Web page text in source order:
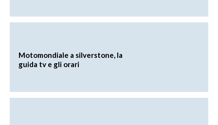
Motomondiale a silverstone, la
guida tv e gli orari